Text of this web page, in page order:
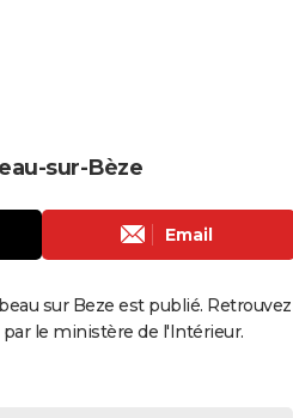
sur-Bèze
Email
sur Beze est publié. Retrouvez
le ministère de l'Intérieur.